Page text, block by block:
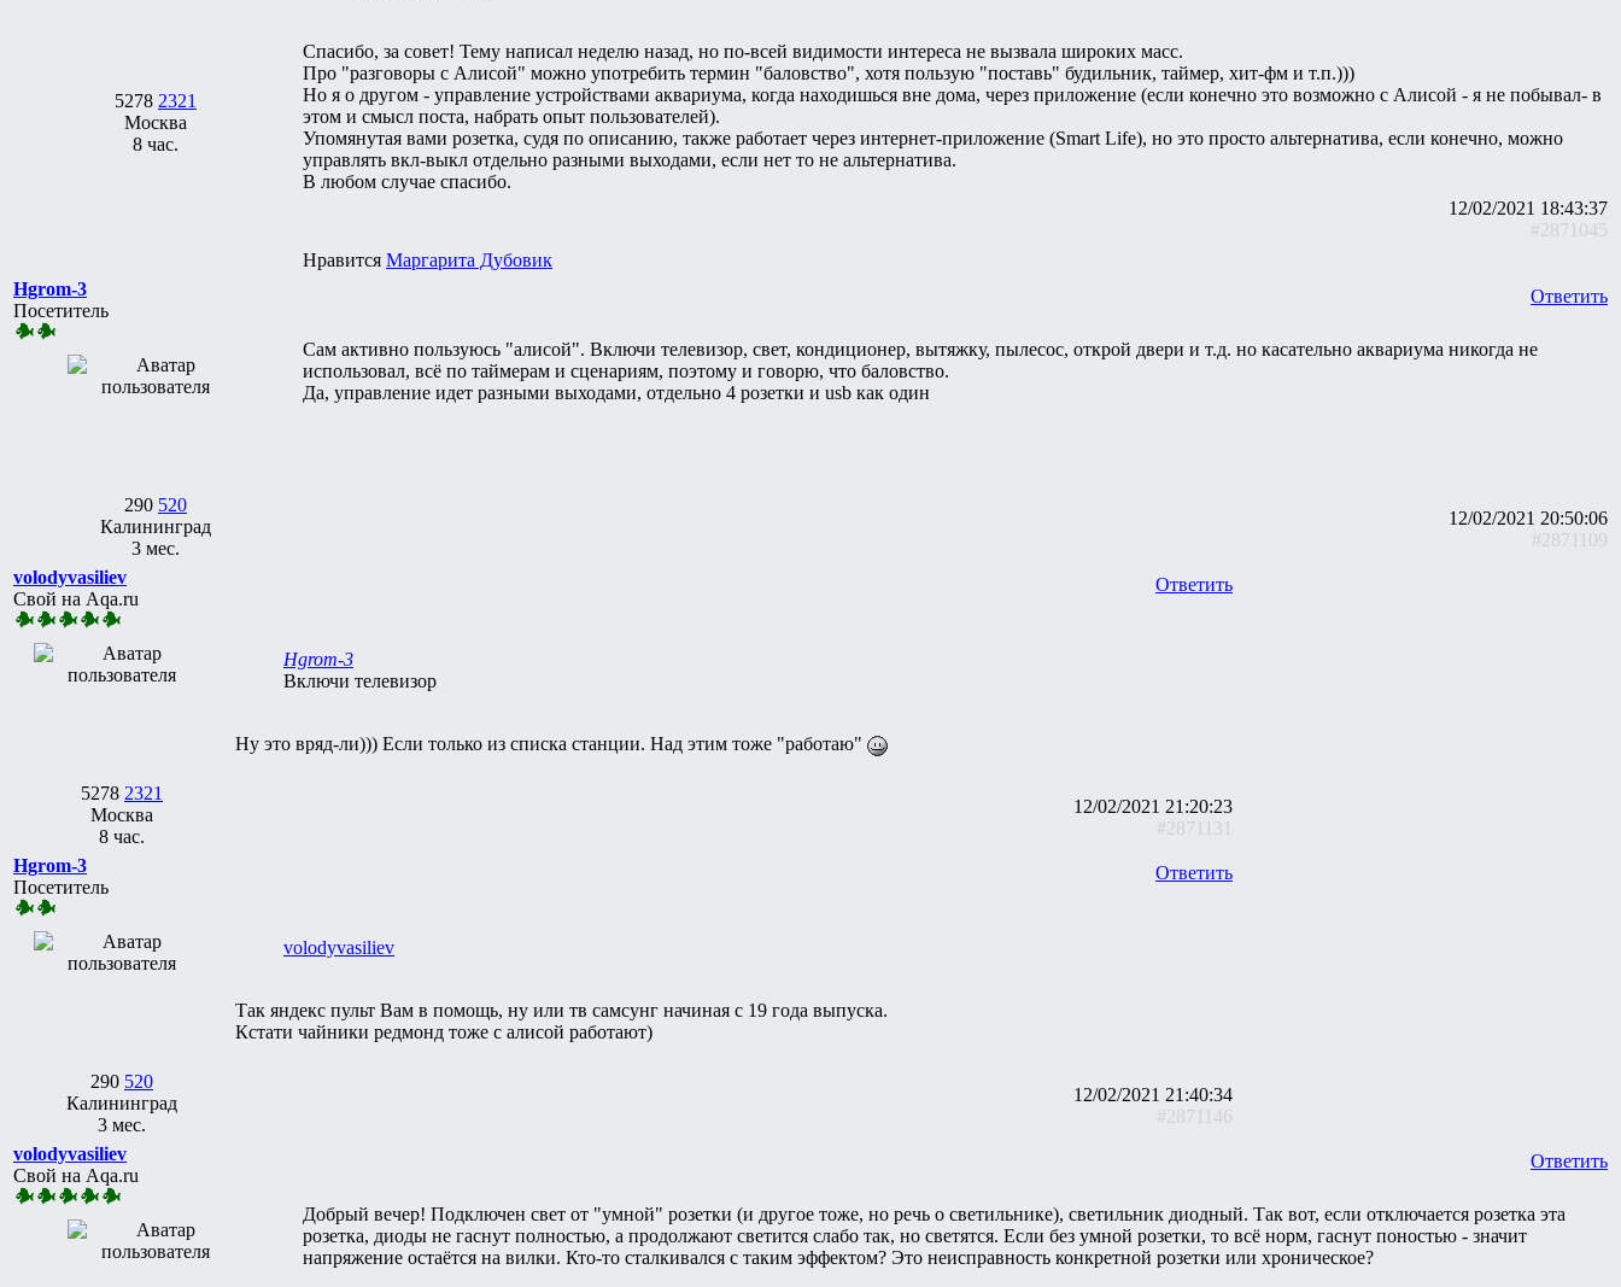
5278 2321
Москва
8 час.
Спасибо, за совет! Тему написал неделю назад, но по-всей видимости интереса не вызвала широких масс.
Про "разговоры с Алисой" можно употребить термин "баловство", хотя пользую "поставь" будильник, таймер, хит-фм и т.п.)))
Но я о другом - управление устройствами аквариума, когда находишься вне дома, через приложение (если конечно это возможно с Алисой - я не побывал- в
этом и смысл поста, набрать опыт пользователей).
Упомянутая вами розетка, судя по описанию, также работает через интернет-приложение (Smart Life), но это просто альтернатива, если конечно, можно
управлять вкл-выкл отдельно разными выходами, если нет то не альтернатива.
В любом случае спасибо.
12/02/2021 18:43:37
#2871045
Нравится Маргарита Дубовик
Hgrom-3
Посетитель
290 520
Калининград
3 мес.
Ответить
Сам активно пользуюсь "алисой". Включи телевизор, свет, кондиционер, вытяжку, пылесос, открой двери и т.д. но касательно аквариума никогда не
использовал, всё по таймерам и сценариям, поэтому и говорю, что баловство.
Да, управление идет разными выходами, отдельно 4 розетки и usb как один
12/02/2021 20:50:06
#2871109
volodyvasiliev
Свой на Aqa.ru
5278 2321
Москва
8 час.
Ответить
Hgrom-3
Включи телевизор
Ну это вряд-ли))) Если только из списка станции. Над этим тоже "работаю"
12/02/2021 21:20:23
#2871131
Hgrom-3
Посетитель
290 520
Калининград
3 мес.
Ответить
volodyvasiliev
Так яндекс пульт Вам в помощь, ну или тв самсунг начиная с 19 года выпуска.
Кстати чайники редмонд тоже с алисой работают)
12/02/2021 21:40:34
#2871146
volodyvasiliev
Свой на Aqa.ru
Ответить
Добрый вечер! Подключен свет от "умной" розетки (и другое тоже, но речь о светильнике), светильник диодный. Так вот, если отключается розетка эта
розетка, диоды не гаснут полностью, а продолжают светится слабо так, но светятся. Если без умной розетки, то всё норм, гаснут поностью - значит
напряжение остаётся на вилки. Кто-то сталкивался с таким эффектом? Это неисправность конкретной розетки или хроническое?